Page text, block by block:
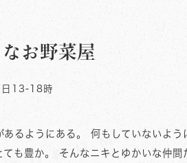
お野菜屋
13‐18時
あるようにある。 何もしていないよう
ても豊か。 そんなニキとゆかいな仲間